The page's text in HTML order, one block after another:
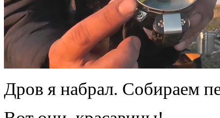
Дров я набрал. Собираем